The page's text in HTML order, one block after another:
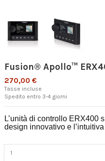
Fusion® Apollo™
270,00 €
Tasse incluse
Spedito entro 3-4 giorni
L’unità di controllo ERX400
design innovativo e